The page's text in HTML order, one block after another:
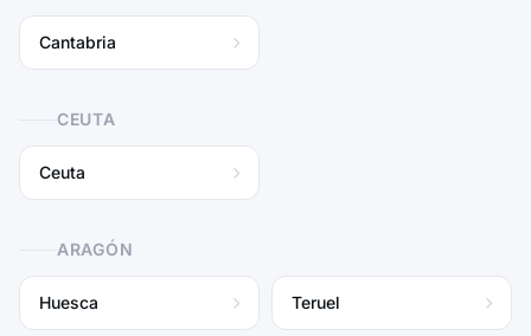
Cantabria
CEUTA
Ceuta
ARAGÓN
Huesca Teruel